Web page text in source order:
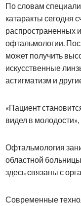
По словам
катаракты сегодня
распространенных
офтальмологии.
может получить
искусственные
астигматизм и
«Пациент
видел в
Офтальмология
областной
здесь связаны с
Современные